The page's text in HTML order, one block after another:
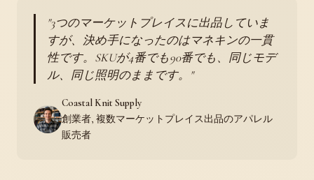
3つのマーケットプレイスに出品していま
すが、決め手になったのはマネキンの一貫
性です。SKUが4番でも90番でも、同じモデ
ル、同じ照明のままです。
Coastal Knit Supply
創業者, 複数マーケットプレイス出品のアパレル
販売者